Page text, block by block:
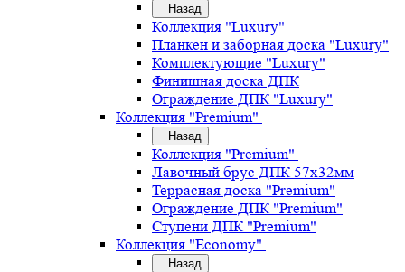
Назад
Коллекция "Luxury"
Планкен и заборная доска "Luxury"
Комплектующие "Luxury"
Финишная доска ДПК
Ограждение ДПК "Luxury"
Коллекция "Premium"
Назад
Коллекция "Premium"
Лавочный брус ДПК 57х32мм
Террасная доска "Premium"
Ограждение ДПК "Premium"
Ступени ДПК "Premium"
Коллекция "Economy"
Назад